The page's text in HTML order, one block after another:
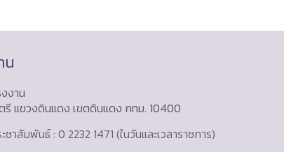
น
งาน
รี แขวงดินแดง เขตดินแดง กทม. 10400
ชาสัมพันธ์ : 0 2232 1471 (ในวันและเวลาราชการ)